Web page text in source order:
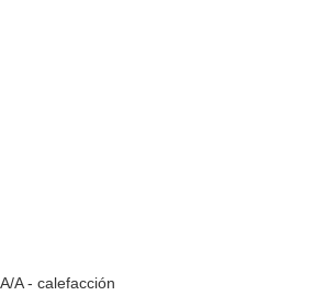
A - calefacción